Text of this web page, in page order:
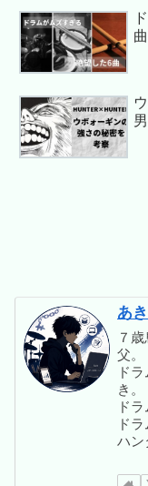
あ
７
父。
ド
き。
ド
ド
ハン